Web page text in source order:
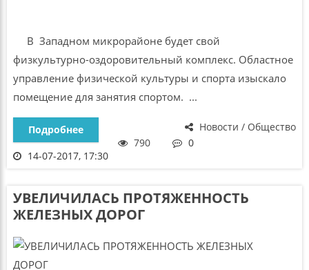
В Западном микрорайоне будет свой
физкультурно-оздоровительный комплекс. Областное
управление физической культуры и спорта изыскало
помещение для занятия спортом. ...
Новости / Общество
Подробнее
790
0
14-07-2017, 17:30
УВЕЛИЧИЛАСЬ ПРОТЯЖЕННОСТЬ
ЖЕЛЕЗНЫХ ДОРОГ